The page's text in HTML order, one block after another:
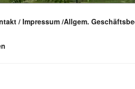
/ Impressum /Allgem.